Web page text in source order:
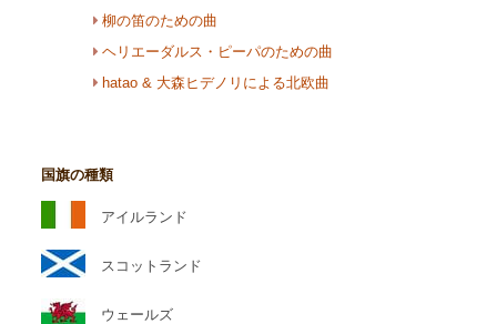
柳の笛のための曲
ヘリエーダルス・ピーパのための曲
hatao & 大森ヒデノリによる北欧曲
国旗の種類
アイルランド
スコットランド
ウェールズ